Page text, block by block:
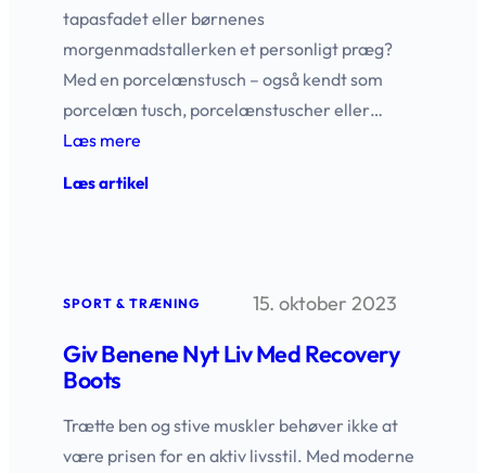
tapasfadet eller børnenes
morgenmadstallerken et personligt præg?
Med en porcelænstusch – også kendt som
porcelæn tusch, porcelænstuscher eller…
Læs mere
Læs artikel:
SPORT & TRÆNING 15. oktober 2023
Giv Benene Nyt Liv Med Recovery
Boots
Trætte ben og stive muskler behøver ikke at
være prisen for en aktiv livsstil. Med moderne